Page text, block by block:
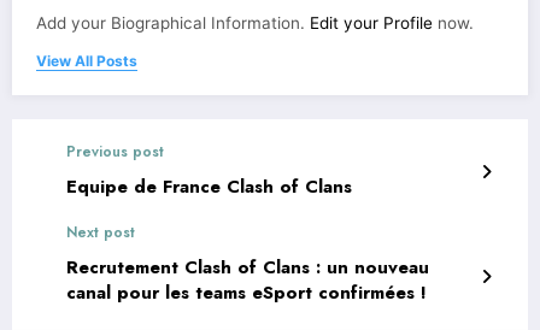
Add your Biographical Information. Edit your Profile now.
View All Posts
Previous post
Equipe de France Clash of Clans
Next post
Recrutement Clash of Clans : un nouveau
canal pour les teams eSport confirmées !